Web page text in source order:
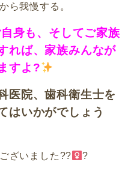
ら我慢する。
身も、そしてご家族
れば、家族みんなが
すよ?
医院、歯科衛生士を
はいかがでしょう
ざいました??‍ ?